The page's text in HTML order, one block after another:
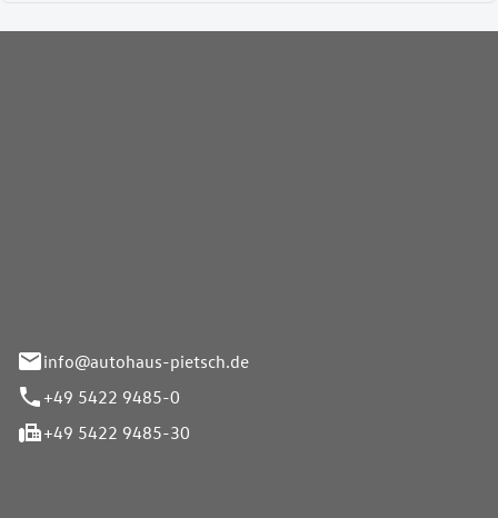
info@autohaus-pietsch.de
+49 5422 9485-0
+49 5422 9485-30